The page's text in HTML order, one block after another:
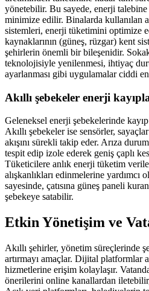
yönetebilir. Bu sayede, enerji
minimize edilir. Binalarda kullanılan
sistemleri, enerji tüketimini optimize
kaynaklarının (güneş, rüzgar) kent
şehirlerin önemli bir bileşenidir.
teknolojisiyle yenilenmesi, ihtiyaç
ayarlanması gibi uygulamalar ciddi
Akıllı şebekeler enerji
Geleneksel enerji şebekelerinde
Akıllı şebekeler ise sensörler,
akışını sürekli takip eder. Arıza
tespit edip izole ederek geniş çaplı
Tüketicilere anlık enerji tüketim
alışkanlıkları edinmelerine
sayesinde, çatısına güneş paneli
şebekeye satabilir.
Etkin Yönetişim ve
Akıllı şehirler, yönetim süreçlerinde
artırmayı amaçlar. Dijital platformlar
hizmetlerine erişim kolaylaşır.
önerilerini online kanallardan